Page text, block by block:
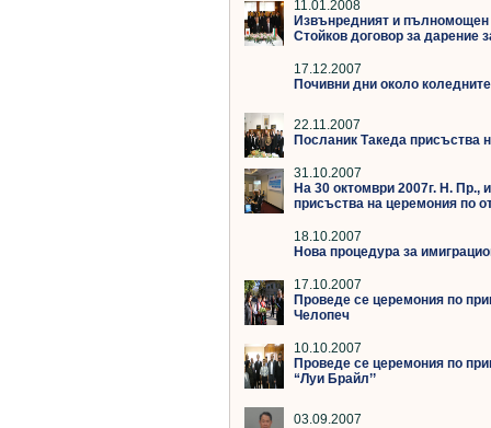
11.01.2008
Извънредният и пълномощен
Стойков договор за дарение
17.12.2007
Почивни дни около
22.11.2007
Посланик Такеда присъства
31.10.2007
На 30 октомври 2007г. Н.
присъства на церемония по
18.10.2007
Нова процедура за
17.10.2007
Проведе се церемония по
Челопеч
10.10.2007
Проведе се церемония по
“Луи Брайл’’
03.09.2007